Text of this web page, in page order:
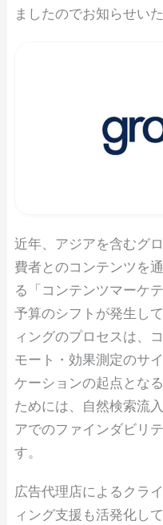
ましたのでお知らせいた
近年、アジアを含むグ
費者とのコンテンツを
る「コンテンツマーケ
予算のシフトが発生し
ィングのプロセスは、
モート・効果測定のサ
ケーションの起点とな
ためには、自然検索流
アでのファインダビリ
す。
広告代理店によるクラ
ィング支援も活発化し